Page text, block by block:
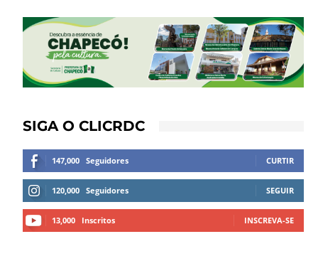
SIGA O CLICRDC
147,000 Seguidores CURTIR
120,000 Seguidores SEGUIR
13,000 Inscritos INSCREVA-SE